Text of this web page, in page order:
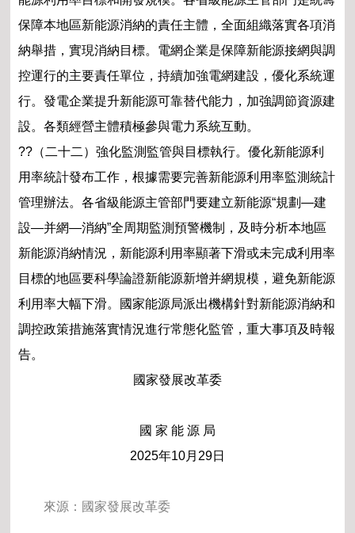
保障本地區新能源消納的責任主體，全面組織落實各項消
納舉措，實現消納目標。電網企業是保障新能源接網與調
控運行的主要責任單位，持續加強電網建設，優化系統運
行。發電企業提升新能源可靠替代能力，加強調節資源建
設。各類經營主體積極參與電力系統互動。
??（二十二）強化監測監管與目標執行。優化新能源利
用率統計發布工作，根據需要完善新能源利用率監測統計
管理辦法。各省級能源主管部門要建立新能源“規劃—建
設—并網—消納”全周期監測預警機制，及時分析本地區
新能源消納情況，新能源利用率顯著下滑或未完成利用率
目標的地區要科學論證新能源新增并網規模，避免新能源
利用率大幅下滑。國家能源局派出機構針對新能源消納和
調控政策措施落實情況進行常態化監管，重大事項及時報
告。
國家發展改革委
國 家 能 源 局
2025年10月29日
來源： 國家發展改革委